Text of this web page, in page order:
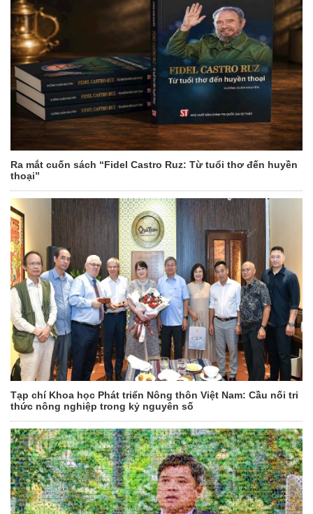
Ra mắt cuốn sách “Fidel Castro Ruz: Từ tuổi thơ đến huyền
thoại”
Tạp chí Khoa học Phát triển Nông thôn Việt Nam: Cầu nối tri
thức nông nghiệp trong kỷ nguyên số